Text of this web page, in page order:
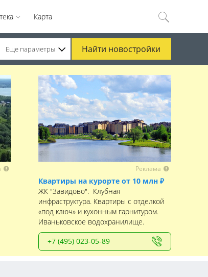
Карта
Еще параметры Найти новостройки
Реклама
Квартиры на курорте от 10 млн ₽
ЖК "Завидово". Клубная
инфраструктура. Квартиры с отделкой
«под ключ» и кухонным гарнитуром.
Иваньковское водохранилище.
+7 (495) 023-05-89